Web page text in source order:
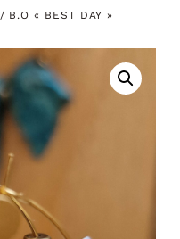
/ B.O « BEST DAY »